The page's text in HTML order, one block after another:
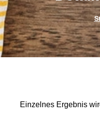
Einzelnes Ergebnis